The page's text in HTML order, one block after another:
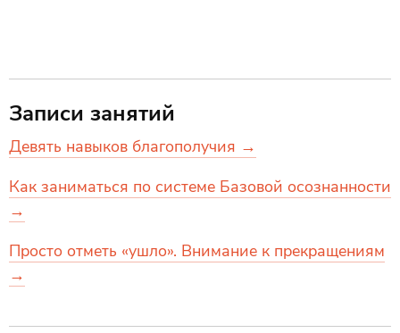
Записи занятий
Девять навыков благополучия →
Как заниматься по системе Базовой осознанности
→
Просто отметь «ушло». Внимание к прекращениям
→